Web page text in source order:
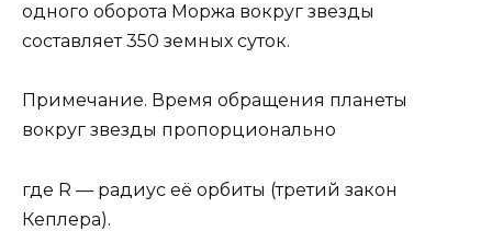
одного оборота Моржа вокруг звезды
составляет 350 земных суток.
Примечание. Время обращения планеты
вокруг звезды пропорционально
где R — радиус её орбиты (третий закон
Кеплера).